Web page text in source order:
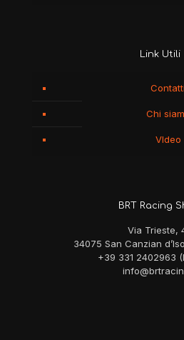
Link Utili
Contatti
Chi
VIdeo
BRT Racing
Via Trieste,
34075 San Canzian
+39 331 2402963